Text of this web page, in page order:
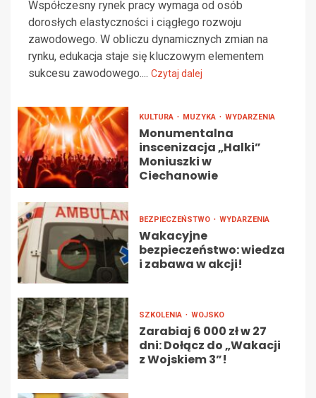
Współczesny rynek pracy wymaga od osób
dorosłych elastyczności i ciągłego rozwoju
zawodowego. W obliczu dynamicznych zmian na
rynku, edukacja staje się kluczowym elementem
sukcesu zawodowego.... Czytaj dalej
KULTURA MUZYKA WYDARZENIA
Monumentalna
inscenizacja „Halki”
Moniuszki w
Ciechanowie
BEZPIECZEŃSTWO WYDARZENIA
Wakacyjne
bezpieczeństwo: wiedza
i zabawa w akcji!
SZKOLENIA WOJSKO
Zarabiaj 6 000 zł w 27
dni: Dołącz do „Wakacji
z Wojskiem 3”!